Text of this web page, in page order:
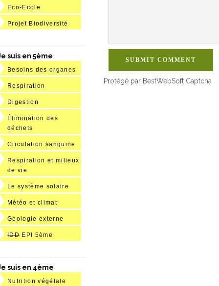
SUBMIT COMMENT
Protégé par BestWebSoft Captcha
Eco-Ecole
Projet Biodiversité
suis en 5ème
Besoins des organes
Respiration
Digestion
Élimination des
déchets
Circulation sanguine
Respiration et milieux
de vie
Le système solaire
Météo et climat
Géologie externe
IDD EPI 5ème
suis en 4ème
Nutrition végétale